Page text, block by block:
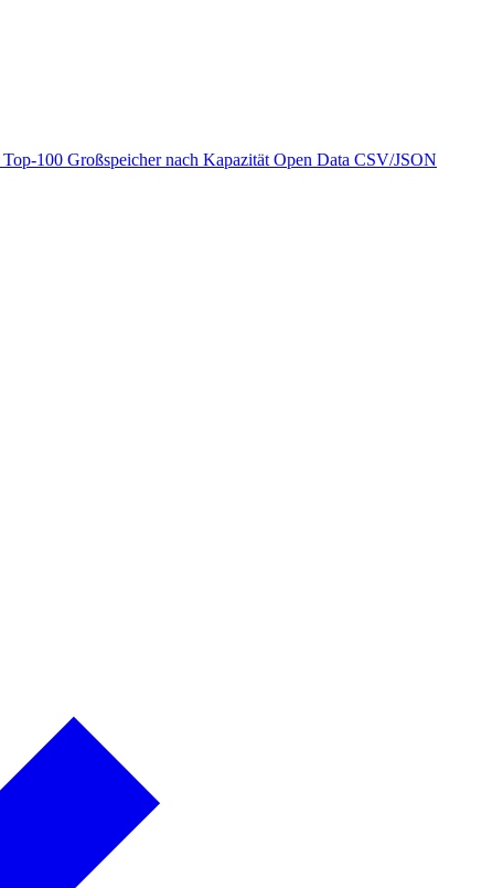
Top-100 Großspeicher nach Kapazität Open Data CSV/JSON